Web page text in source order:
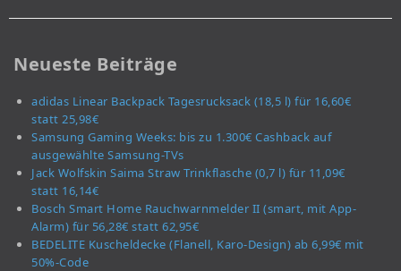
Neueste Beiträge
adidas Linear Backpack Tagesrucksack (18,5 l) für 16,60€
statt 25,98€
Samsung Gaming Weeks: bis zu 1.300€ Cashback auf
ausgewählte Samsung-TVs
Jack Wolfskin Saima Straw Trinkflasche (0,7 l) für 11,09€
statt 16,14€
Bosch Smart Home Rauchwarnmelder II (smart, mit App-
Alarm) für 56,28€ statt 62,95€
BEDELITE Kuscheldecke (Flanell, Karo-Design) ab 6,99€ mit
50%-Code